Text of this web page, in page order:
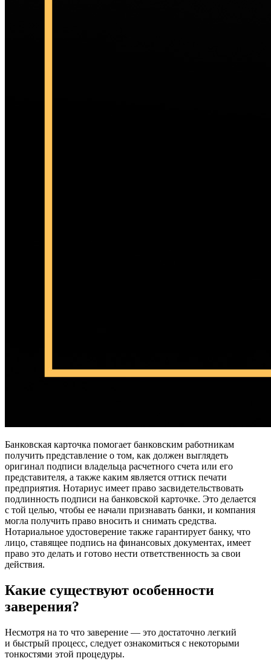
Банковская карточка помогает банковским работникам
получить представление о том, как должен выглядеть
оригинал подписи владельца расчетного счета или его
представителя, а также каким является оттиск печати
предприятия. Нотариус имеет право засвидетельствовать
подлинность подписи на банковской карточке. Это делается
с той целью, чтобы ее начали признавать банки, и компания
могла получить право вносить и снимать средства.
Нотариальное удостоверение также гарантирует банку, что
лицо, ставящее подпись на финансовых документах, имеет
право это делать и готово нести ответственность за свои
действия.
Какие существуют особенности
заверения?
Несмотря на то что заверение — это достаточно легкий
и быстрый процесс, следует ознакомиться с некоторыми
тонкостями этой процедуры.